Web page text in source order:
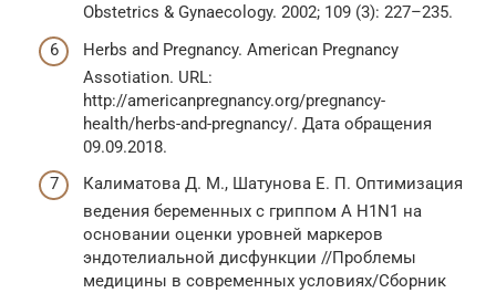
Obstetrics & Gynaecology. 2002; 109 (3): 227–235.
Herbs and Pregnancy. American Pregnancy
Assotiation. URL:
http://americanpregnancy.org/pregnancy-
health/herbs-and-pregnancy/. Дата обращения
09.09.2018.
Калиматова Д. М., Шатунова Е. П. Оптимизация
ведения беременных с гриппом А H1N1 на
основании оценки уровней маркеров
эндотелиальной дисфункции //Проблемы
медицины в современных условиях/Сборник